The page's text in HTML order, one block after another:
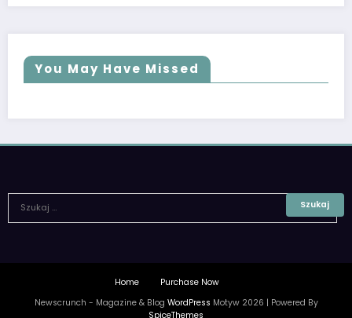
You May Have Missed
Home
Purchase Now
Newscrunch - Magazine & Blog WordPress Motyw 2026 | Powered By
SpiceThemes